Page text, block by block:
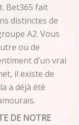
Bet365 fait
distinctes de
A2. Vous
ou de
d’un vrai
il existe de
a déjà été
DE NOTRE